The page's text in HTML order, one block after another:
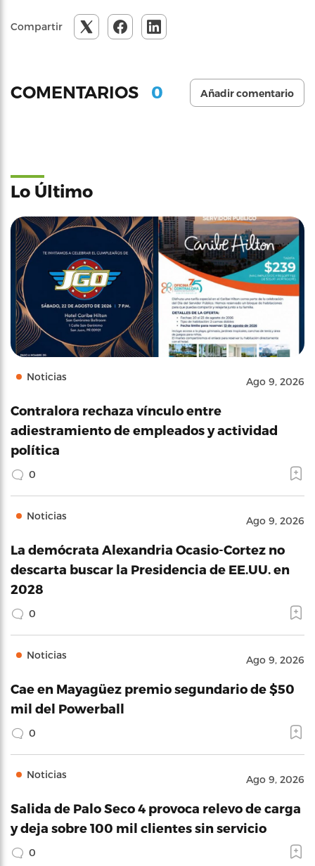
Compartir
COMENTARIOS 0 Añadir comentario
Lo Último
Noticias Ago 9, 2026
Contralora rechaza vínculo entre
adiestramiento de empleados y actividad
política
0
Noticias Ago 9, 2026
La demócrata Alexandria Ocasio-Cortez no
descarta buscar la Presidencia de EE.UU. en
2028
0
Noticias Ago 9, 2026
Cae en Mayagüez premio segundario de $50
mil del Powerball
0
Noticias Ago 9, 2026
Salida de Palo Seco 4 provoca relevo de carga
y deja sobre 100 mil clientes sin servicio
0